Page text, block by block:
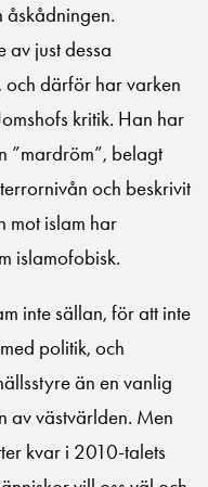
åskådningen.
just dessa
och därför har varken
kritik. Han har
”mardröm”, belagt
och beskrivit
mot islam har
islamofobisk.
inte sällan, för att inte
politik, och
än en vanlig
av västvärlden. Men
kvar i 2010-talets